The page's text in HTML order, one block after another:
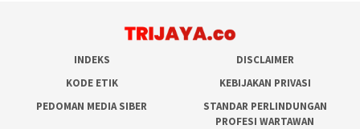
INDEKS
DISCLAIMER
KODE ETIK
KEBIJAKAN PRIVASI
PEDOMAN MEDIA SIBER
STANDAR PERLINDUNGAN
PROFESI WARTAWAN